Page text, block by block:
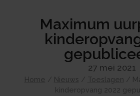
Maximum
27 mei 2021
Home / Nieuws / Toeslagen /
kinderopvang 2022